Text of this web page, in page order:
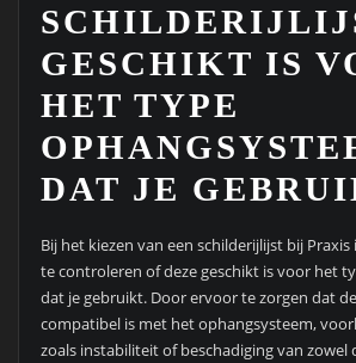
GESCHIKT IS
HET TYPE
DAT JE
Bij het kiezen van een schilderijlijst bij
te controleren of deze geschikt is voor het
dat je gebruikt. Door ervoor te zorgen dat
compatibel is met het ophangsysteem,
zoals instabiliteit of beschadiging van zowel